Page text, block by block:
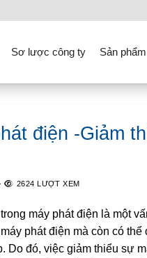
Sơ lược công ty Sản
điện -Giảm
2624 LƯỢT XEM
máy phát điện là một
phát điện mà còn có
Do đó, việc giảm thiểu sự